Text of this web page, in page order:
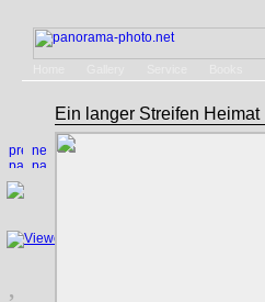
Ein langer Streifen Heimat